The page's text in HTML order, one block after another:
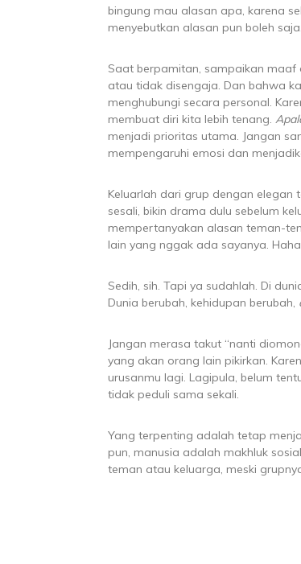
bingung mau alasan apa, karena
menyebutkan alasan pun boleh
Saat berpamitan, sampaikan maaf
atau tidak disengaja. Dan bahwa
menghubungi secara personal.
membuat diri kita lebih tenang.
menjadi prioritas utama. Jangan
mempengaruhi emosi dan
Keluarlah dari grup dengan elegan
sesali, bikin drama dulu sebelum
mempertanyakan alasan teman-
lain yang nggak ada sayanya.
Sedih, sih. Tapi ya sudahlah. Di
Dunia berubah, kehidupan berubah,
Jangan merasa takut “nanti
yang akan orang lain pikirkan.
urusanmu lagi. Lagipula, belum
tidak peduli sama sekali.
Yang terpenting adalah tetap
pun, manusia adalah makhluk
teman atau keluarga, meski